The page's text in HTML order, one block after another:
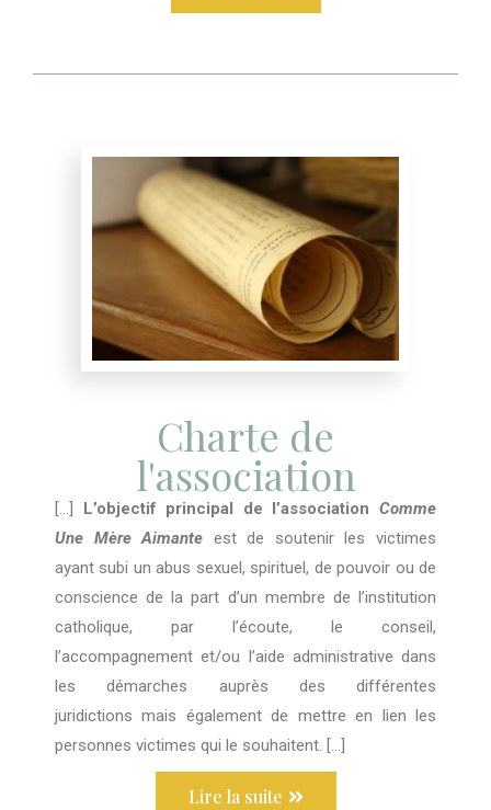
Charte de
l'association
[…] L’objectif principal de l’associationComme
Une Mère Aimante est de soutenir les victimes
ayant subi un abus sexuel, spirituel, de pouvoir ou de
conscience de la part d’un membre de l’institution
catholique, par l’écoute, le conseil,
l’accompagnement et/ou l’aide administrative dans
les démarches auprès des différentes
juridictions mais également de mettre en lien les
personnes victimes qui le souhaitent. […]
Lire la suite